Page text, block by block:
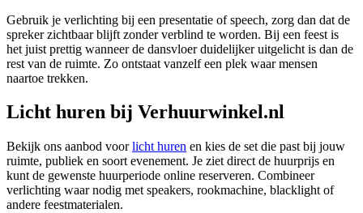
Gebruik je verlichting bij een presentatie of speech, zorg dan dat de
spreker zichtbaar blijft zonder verblind te worden. Bij een feest is
het juist prettig wanneer de dansvloer duidelijker uitgelicht is dan de
rest van de ruimte. Zo ontstaat vanzelf een plek waar mensen
naartoe trekken.
Licht huren bij Verhuurwinkel.nl
Bekijk ons aanbod voorlicht huren en kies de set die past bij jouw
ruimte, publiek en soort evenement. Je ziet direct de huurprijs en
kunt de gewenste huurperiode online reserveren. Combineer
verlichting waar nodig met speakers, rookmachine, blacklight of
andere feestmaterialen.